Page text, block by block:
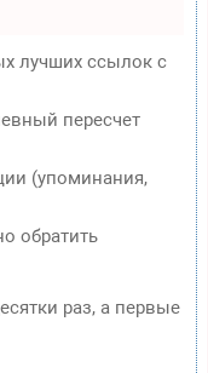
лучших ссылок с
пересчет
(упоминания,
обратить
раз, а первые